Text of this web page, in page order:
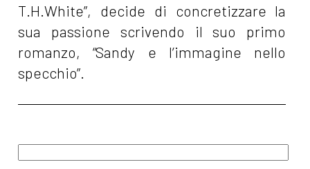
T.H.White”, decide di concretizzare la
sua passione scrivendo il suo primo
romanzo, “Sandy e l’immagine nello
specchio”.